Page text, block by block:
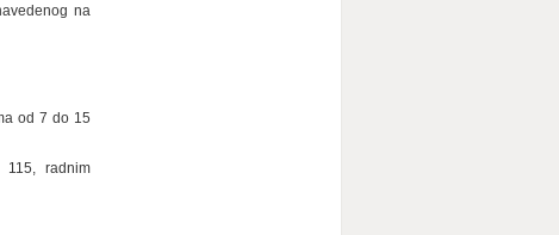
na
od 7 do 15
115, radnim